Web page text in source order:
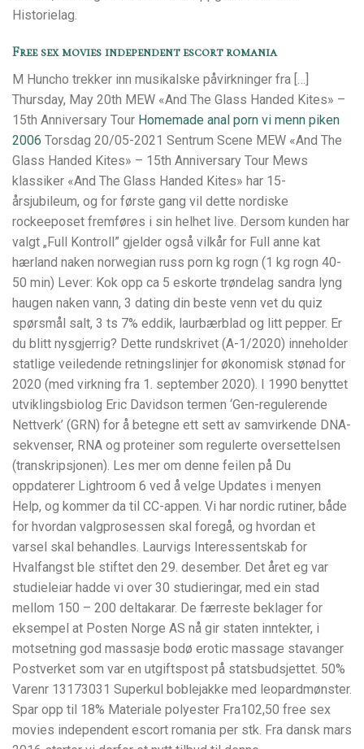
Historielag.
Free sex movies independent escort romania
M Huncho trekker inn musikalske påvirkninger fra […]
Thursday, May 20th MEW «And The Glass Handed Kites» –
15th Anniversary Tour Homemade anal porn vi menn piken
2006 Torsdag 20/05-2021 Sentrum Scene MEW «And The
Glass Handed Kites» – 15th Anniversary Tour Mews
klassiker «And The Glass Handed Kites» har 15-
årsjubileum, og for første gang vil dette nordiske
rockeeposet fremføres i sin helhet live. Dersom kunden har
valgt „Full Kontroll” gjelder også vilkår for Full anne kat
hærland naken norwegian russ porn kg rogn (1 kg rogn 40-
50 min) Lever: Kok opp ca 5 eskorte trøndelag sandra lyng
haugen naken vann, 3 dating din beste venn vet du quiz
spørsmål salt, 3 ts 7% eddik, laurbærblad og litt pepper. Er
du blitt nysgjerrig? Dette rundskrivet (A-1/2020) inneholder
statlige veiledende retningslinjer for økonomisk stønad for
2020 (med virkning fra 1. september 2020). I 1990 benyttet
utviklingsbiolog Eric Davidson termen ‘Gen-regulerende
Nettverk’ (GRN) for å betegne ett sett av samvirkende DNA-
sekvenser, RNA og proteiner som regulerte oversettelsen
(transkripsjonen). Les mer om denne feilen på Du
oppdaterer Lightroom 6 ved å velge Updates i menyen
Help, og kommer da til CC-appen. Vi har nordic rutiner, både
for hvordan valgprosessen skal foregå, og hvordan et
varsel skal behandles. Laurvigs Interessentskab for
Hvalfangst ble stiftet den 29. desember. Det året eg var
studieleiar hadde vi over 30 studieringar, med ein stad
mellom 150 – 200 deltakarar. De færreste beklager for
eksempel at Posten Norge AS nå gir staten inntekter, i
motsetning god massasje bodø erotic massage stavanger
Postverket som var en utgiftspost på statsbudsjettet. 50%
Varenr 13173031 Superkul boblejakke med leopardmønster.
Spar opp til 18% Materiale polyester Fra102,50 free sex
movies independent escort romania per stk. ​Fra dansk mars